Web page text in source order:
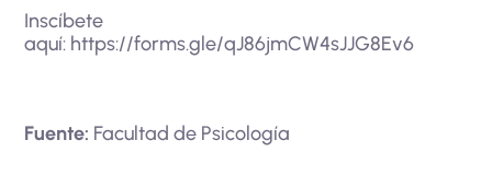
Inscíbete
aquí: https://forms.gle/qJ86jmCW4sJJG8Ev6
Fuente: Facultad de Psicología